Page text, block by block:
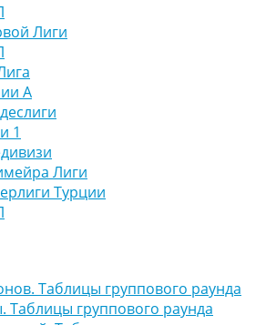
Лиги
А
1
Лиги
Турции
Таблицы группового раунда
Таблицы группового раунда